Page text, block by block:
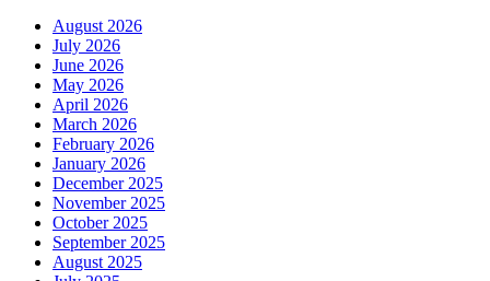
August 2026
July 2026
June 2026
May 2026
April 2026
March 2026
February 2026
January 2026
December 2025
November 2025
October 2025
September 2025
August 2025